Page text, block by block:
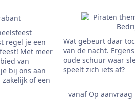
regel je een
Met meer
van
bij ons aan
of een
Wat gebeurt daar
van de nacht.
oude schuur waar
speelt zich iets af?
vanaf Op aanvraag